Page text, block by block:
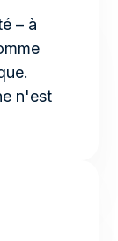
– à
n'est